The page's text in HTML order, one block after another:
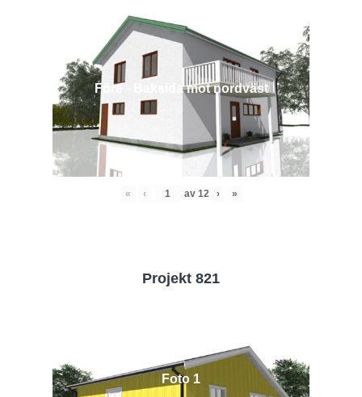
Före - Baksida mot nordväst
« ‹ av 12 › »
Projekt 821
Foto 1